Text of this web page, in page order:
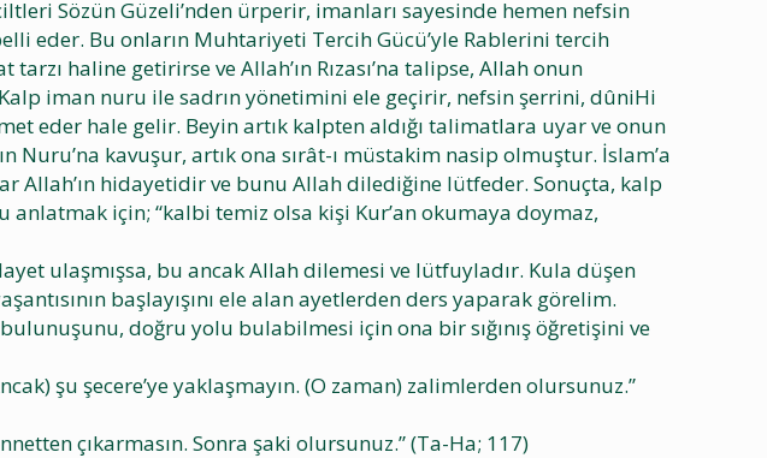
Sözün Güzeli’nden ürperir, imanları sayesinde hemen nefsin
eder. Bu onların Muhtariyeti Tercih Gücü’yle Rablerini tercih
haline getirirse ve Allah’ın Rızası’na talipse, Allah onun
iman nuru ile sadrın yönetimini ele geçirir, nefsin şerrini, dûniHi
eder hale gelir. Beyin artık kalpten aldığı talimatlara uyar ve onun
kavuşur, artık ona sırât-ı müstakim nasip olmuştur. İslam’a
Allah’ın hidayetidir ve bunu Allah dilediğine lütfeder. Sonuçta, kalp
için; “kalbi temiz olsa kişi Kur’an okumaya doymaz,
ulaşmışsa, bu ancak Allah dilemesi ve lütfuyladır. Kula düşen
başlayışını ele alan ayetlerden ders yaparak görelim.
bulunuşunu, doğru yolu bulabilmesi için ona bir sığınış öğretişini ve
şu şecere’ye yaklaşmayın. (O zaman) zalimlerden olursunuz.”
çıkarmasın. Sonra şaki olursunuz.” (Ta-Ha; 117)